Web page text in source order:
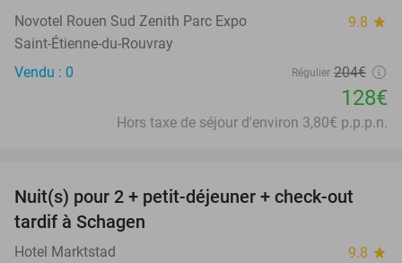
Novotel Rouen Sud Zenith Parc Expo 9.8 star
Saint-Étienne-du-Rouvray
Vendu : 0
Régulier 204€
128€
Hors taxe de séjour d'environ 3,80€ p.p.p.n.
43%
Nuit(s) pour 2 + petit-déjeuner + check-out
tardif à Schagen
Hotel Marktstad 9.8 star